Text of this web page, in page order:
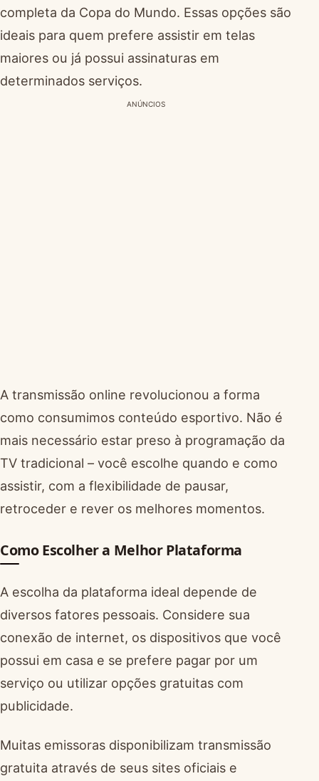
completa da Copa do Mundo. Essas opções são
ideais para quem prefere assistir em telas
maiores ou já possui assinaturas em
determinados serviços.
ANÚNCIOS
A transmissão online revolucionou a forma
como consumimos conteúdo esportivo. Não é
mais necessário estar preso à programação da
TV tradicional – você escolhe quando e como
assistir, com a flexibilidade de pausar,
retroceder e rever os melhores momentos.
Como Escolher a Melhor Plataforma
A escolha da plataforma ideal depende de
diversos fatores pessoais. Considere sua
conexão de internet, os dispositivos que você
possui em casa e se prefere pagar por um
serviço ou utilizar opções gratuitas com
publicidade.
Muitas emissoras disponibilizam transmissão
gratuita através de seus sites oficiais e